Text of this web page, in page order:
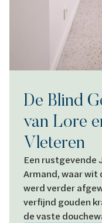
De Blind
van Lore
Vleteren
Een rustgevende
Armand, waar wit
werd verder
verfijnd gouden
de vaste